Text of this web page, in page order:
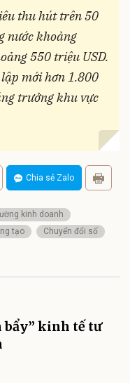
thu hút trên 50
nước khoảng
550 triệu USD.
mới hơn 1.800
trưởng khu vực
Chia sẻ Zalo
kinh doanh
tạo
Chuyển đổi số
bẩy” kinh tế tư